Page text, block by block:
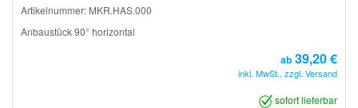
Artikelnummer: MKR.HAS.000
Anbaustück 90° horizontal
ab 39,20 €
inkl. MwSt., zzgl. Versand
sofort lieferbar